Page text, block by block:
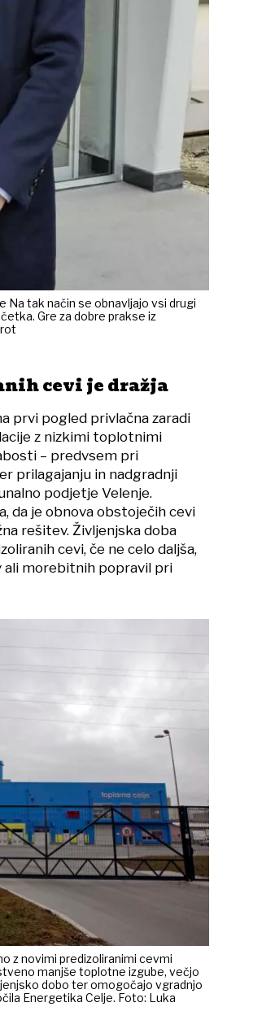
Na tak način se obnavljajo vsi drugi
Gre za dobre prakse iz
cevi je dražja
prvi pogled privlačna zaradi
z nizkimi toplotnimi
– predvsem pri
prilagajanju in nadgradnji
podjetje Velenje.
da je obnova obstoječih cevi
rešitev. Življenjska doba
cevi, če ne celo daljša,
ali morebitnih popravil pri
z novimi predizoliranimi cevmi
manjše toplotne izgube, večjo
dobo ter omogočajo vgradnjo
Energetika Celje. Foto: Luka